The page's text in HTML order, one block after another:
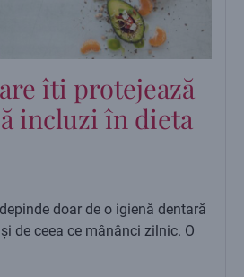
îti protejează
incluzi în dieta
doar de o igienă dentară
de ceea ce mânânci zilnic. O